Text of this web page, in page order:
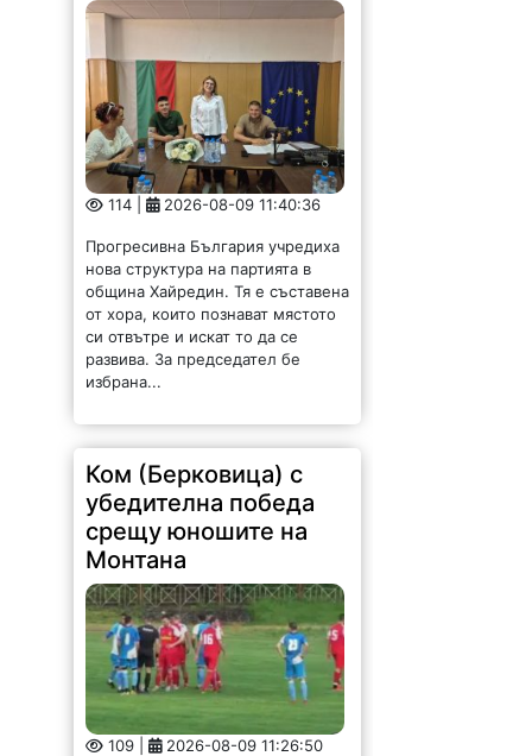
114 | 2026-08-09 11:40:36
Прогресивна България учредиха
нова структура на партията в
община Хайредин. Тя е съставена
от хора, които познават мястото
си отвътре и искат то да се
развива. За председател бе
избрана...
Ком (Берковица) с
убедителна победа
срещу юношите на
Монтана
109 | 2026-08-09 11:26:50